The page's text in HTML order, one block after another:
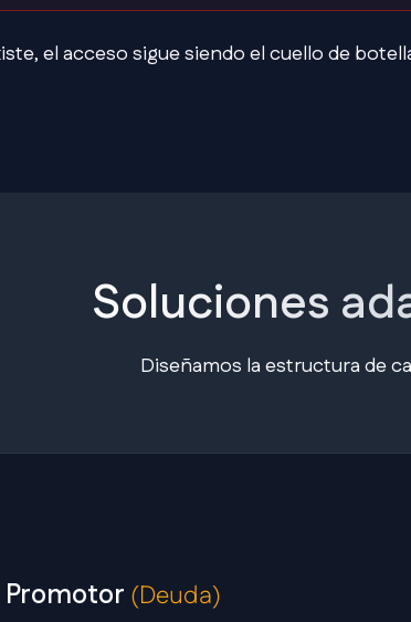
el acceso sigue siendo el cuello de
Soluciones
Diseñamos la estructura de
Promotor (Deuda)